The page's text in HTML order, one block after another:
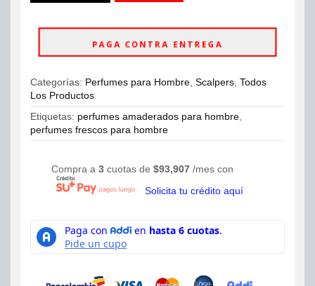
Yacht
Eau
Parfum
Hombre
cantidad
PAGA CONTRA ENTREGA
Categorías: Perfumes para Hombre Scalpers Todos
Los Productos
Etiquetas: perfumes amaderados para hombre
perfumes frescos para hombre
Compra a 3 cuotas de $93,907 /mes con
Solicita tu crédito aquí